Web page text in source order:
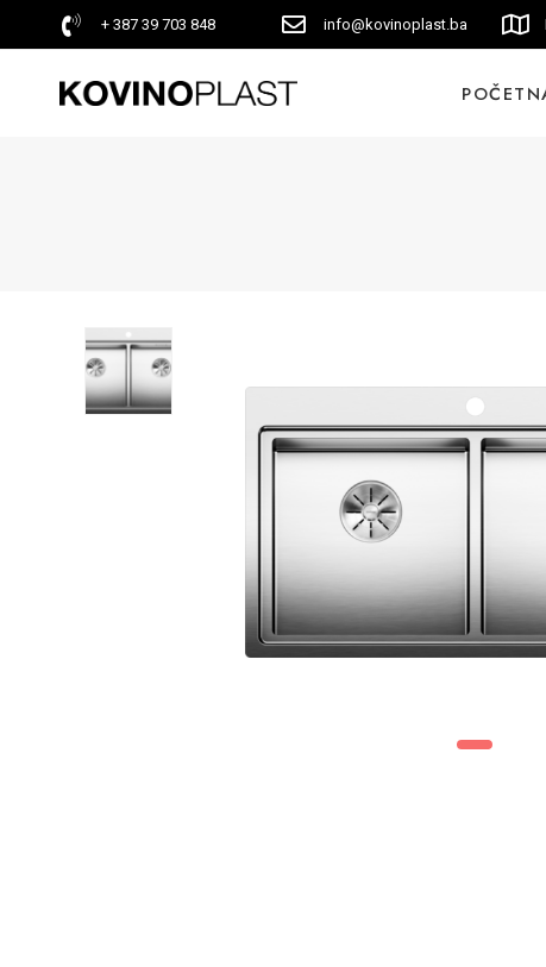
+ 387 39 703 848 info@kovinoplast.ba